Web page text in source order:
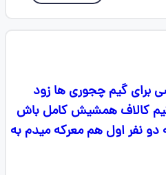
برای گیم چجوری ها زود
کالاف همشیش کامل باش
نفر اول هم معرکه میدم به